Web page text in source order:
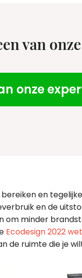
van
onze
en
en de
minder
Ecodesign 2022
de ruimte die je